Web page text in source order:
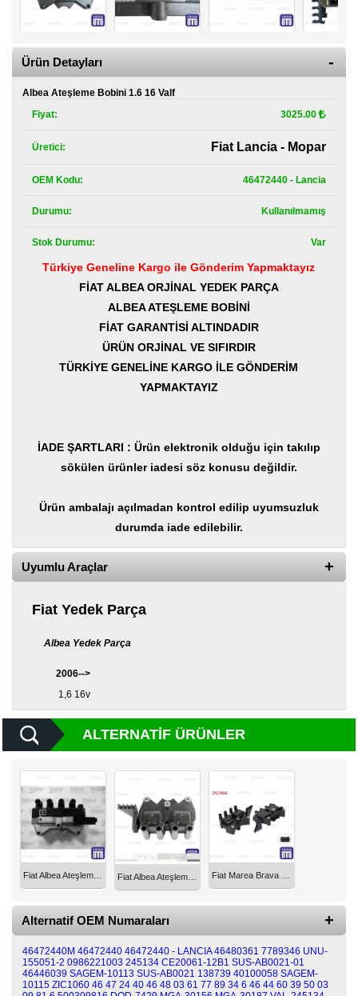
Parça
TOFAŞ
Yedek
DACIA
Yedek
Romeo
Parça
Silecek
Çeşitleri
Yedekleri
Motor
Yağları
Grubu
Ürün Detayları
Albea Ateşleme Bobini 1.6 16 Valf
Fiyat:
3025.00
Üretici: Fiat Lancia - Mopar
OEM Kodu: 46472440 - Lancia
Durumu: Kullanılmamış
Stok Durumu: Var
Türkiye Geneline Kargo ile Gönderim Yapmaktayız
FİAT ALBEA ORJİNAL YEDEK PARÇA
ALBEA ATEŞLEME BOBİNİ
FİAT GARANTİSİ ALTINDADIR
ÜRÜN ORJİNAL VE SIFIRDIR
TÜRKİYE GENELİNE KARGO İLE GÖNDERİM
YAPMAKTAYIZ
İADE ŞARTLARI : Ürün elektronik olduğu için takılıp
sökülen ürünler iadesi söz konusu değildir.
Ürün ambalajı açılmadan kontrol edilip uyumsuzluk
durumda iade edilebilir.
Uyumlu Araçlar
Fiat Yedek Parça
Albea Yedek Parça
2006-->
1,6 16v
ALTERNATIF ÜRÜNLER
Alternatif OEM Numaraları
46472440M 46472440 46472440 - LANCIA 46480361 7789346 UNU-
155051-2 0986221003 245134 CE20061-12B1 SUS-AB0021-01
46446039 SAGEM-10113 SUS-AB0021 138739 40100058 SAGEM-
10115 ZIC1060 46 47 24 40 46 48 03 61 77 89 34 6 46 44 60 39 50 03